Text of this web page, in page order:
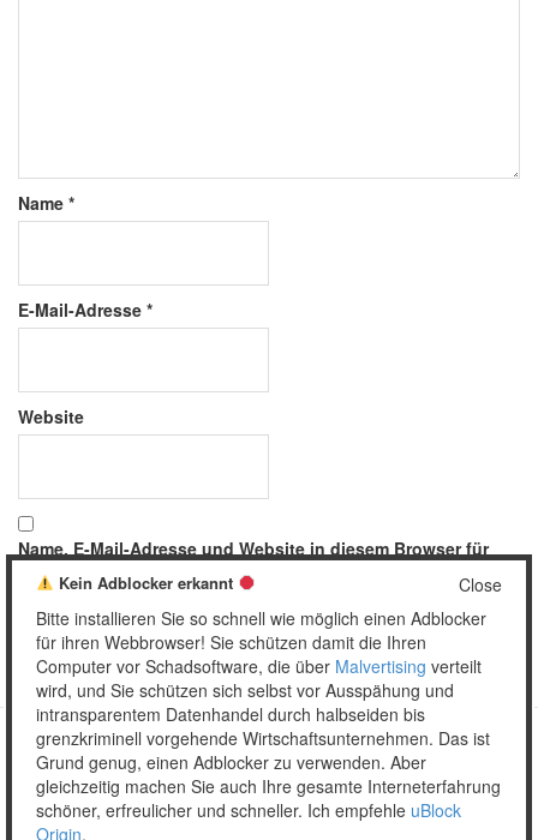
Name *
E-Mail-Adresse *
Website
Name, E-Mail-Adresse und Website in diesem Browser für
meinen nächsten Kommentar speichern.
Copyright © 2026 Unser täglich Spam.
MobileWordPress Theme by themehall.com
Close
Kein Adblocker erkannt
Bitte installieren Sie so schnell wie möglich einen Adblocker
für ihren Webbrowser! Sie schützen damit die Ihren
Computer vor Schadsoftware, die über Malvertising verteilt
wird, und Sie schützen sich selbst vor Ausspähung und
intransparentem Datenhandel durch halbseiden bis
grenzkriminell vorgehende Wirtschaftsunternehmen. Das ist
Grund genug, einen Adblocker zu verwenden. Aber
gleichzeitig machen Sie auch Ihre gesamte Interneterfahrung
schöner, erfreulicher und schneller. Ich empfehle uBlock
Origin.